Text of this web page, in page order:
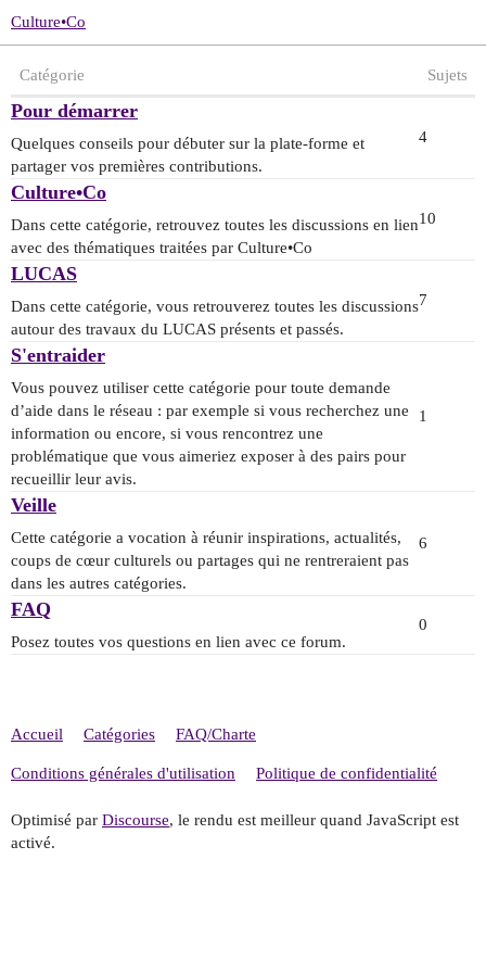
Culture•Co
Catégorie Sujets
Pour démarrer
Quelques conseils pour débuter sur la plate-forme et
partager vos premières contributions.
4
Culture•Co
Dans cette catégorie, retrouvez toutes les discussions en lien
avec des thématiques traitées par Culture•Co
10
LUCAS
Dans cette catégorie, vous retrouverez toutes les discussions
autour des travaux du LUCAS présents et passés.
7
S'entraider
Vous pouvez utiliser cette catégorie pour toute demande
d’aide dans le réseau : par exemple si vous recherchez une
information ou encore, si vous rencontrez une
problématique que vous aimeriez exposer à des pairs pour
recueillir leur avis.
1
Veille
Cette catégorie a vocation à réunir inspirations, actualités,
coups de cœur culturels ou partages qui ne rentreraient pas
dans les autres catégories.
6
FAQ
Posez toutes vos questions en lien avec ce forum.
0
Accueil Catégories FAQ/Charte
Conditions générales d'utilisation Politique de confidentialité
Optimisé par Discourse, le rendu est meilleur quand JavaScript est
activé.